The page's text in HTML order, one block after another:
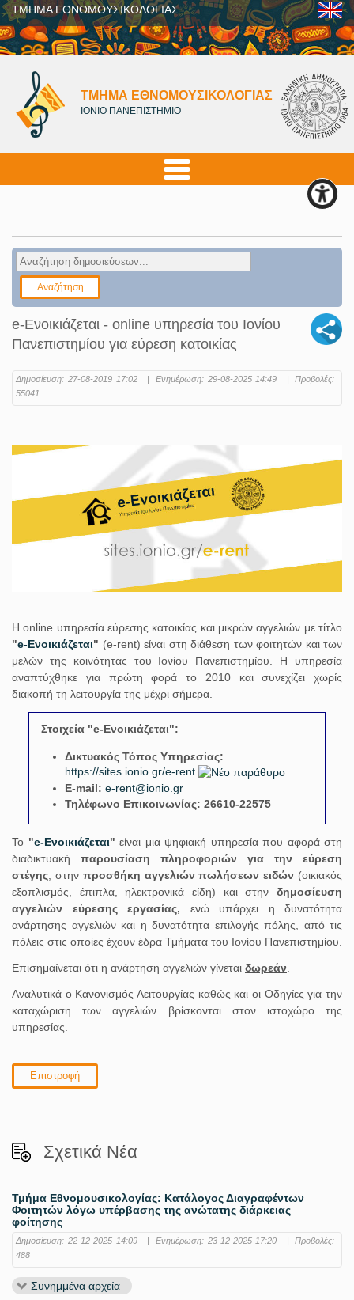
ΤΜΗΜΑ ΕΘΝΟΜΟΥΣΙΚΟΛΟΓΙΑΣ
ΤΜΗΜΑ ΕΘΝΟΜΟΥΣΙΚΟΛΟΓΙΑΣ
ΙΟΝΙΟ ΠΑΝΕΠΙΣΤΗΜΙΟ
e-Ενοικιάζεται - online υπηρεσία του Ιονίου
Πανεπιστημίου για εύρεση κατοικίας
Δημοσίευση: 27-08-2019 17:02 | Ενημέρωση: 29-08-2025 14:49 |
Προβολές:
55041
Η online υπηρεσία εύρεσης κατοικίας και μικρών αγγελιών με τίτλο
"e-Ενοικιάζεται" (e-rent) είναι στη διάθεση των φοιτητών και των
μελών της κοινότητας του Ιονίου Πανεπιστημίου. Η υπηρεσία
αναπτύχθηκε για πρώτη φορά το 2010 και συνεχίζει χωρίς
διακοπή τη λειτουργία της μέχρι σήμερα.
Στοιχεία "e-Ενοικιάζεται":
Δικτυακός Τόπος Υπηρεσίας:
https://sites.ionio.gr/e-rent
E-mail: e-rent@ionio.gr
Τηλέφωνο Επικοινωνίας: 26610-22575
Το "e-Ενοικιάζεται" είναι μια ψηφιακή υπηρεσία που αφορά στη
διαδικτυακή παρουσίαση πληροφοριών για την εύρεση
στέγης , στην προσθήκη αγγελιών πωλήσεων ειδών (οικιακός
εξοπλισμός, έπιπλα, ηλεκτρονικά είδη) και στην δημοσίευση
αγγελιών εύρεσης εργασίας, ενώ υπάρχει η δυνατότητα
ανάρτησης αγγελιών και η δυνατότητα επιλογής πόλης, από τις
πόλεις στις οποίες έχουν έδρα Τμήματα του Ιονίου Πανεπιστημίου.
Επισημαίνεται ότι η ανάρτηση αγγελιών γίνεται δωρεάν
Αναλυτικά ο Κανονισμός Λειτουργίας καθώς και οι Οδηγίες για την
καταχώριση των αγγελιών βρίσκονται στον ιστοχώρο της
υπηρεσίας.
Επιστροφή
Σχετικά Νέα
Τμήμα Εθνομουσικολογίας: Κατάλογος Διαγραφέντων
Φοιτητών λόγω υπέρβασης της ανώτατης διάρκειας
φοίτησης
Δημοσίευση: 22-12-2025 14:09 | Ενημέρωση: 23-12-2025 17:20 |
Προβολές:
488
Συνημμένα αρχεία